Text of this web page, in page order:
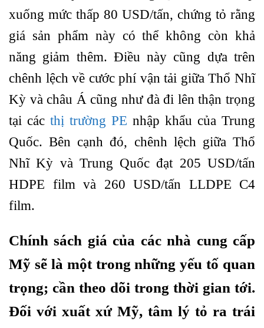
xuống mức thấp 80 USD/tấn, chứng tỏ rằng
giá sản phẩm này có thể không còn khả
năng giảm thêm. Điều này cũng dựa trên
chênh lệch về cước phí vận tải giữa Thổ Nhĩ
Kỳ và châu Á cũng như đà đi lên thận trọng
tại các thị trường PE nhập khẩu của Trung
Quốc. Bên cạnh đó, chênh lệch giữa Thổ
Nhĩ Kỳ và Trung Quốc đạt 205 USD/tấn
HDPE film và 260 USD/tấn LLDPE C4
film.
Chính sách giá của các nhà cung cấp
Mỹ sẽ là một trong những yếu tố quan
trọng; cần theo dõi trong thời gian tới.
Đối với xuất xứ Mỹ, tâm lý tỏ ra trái